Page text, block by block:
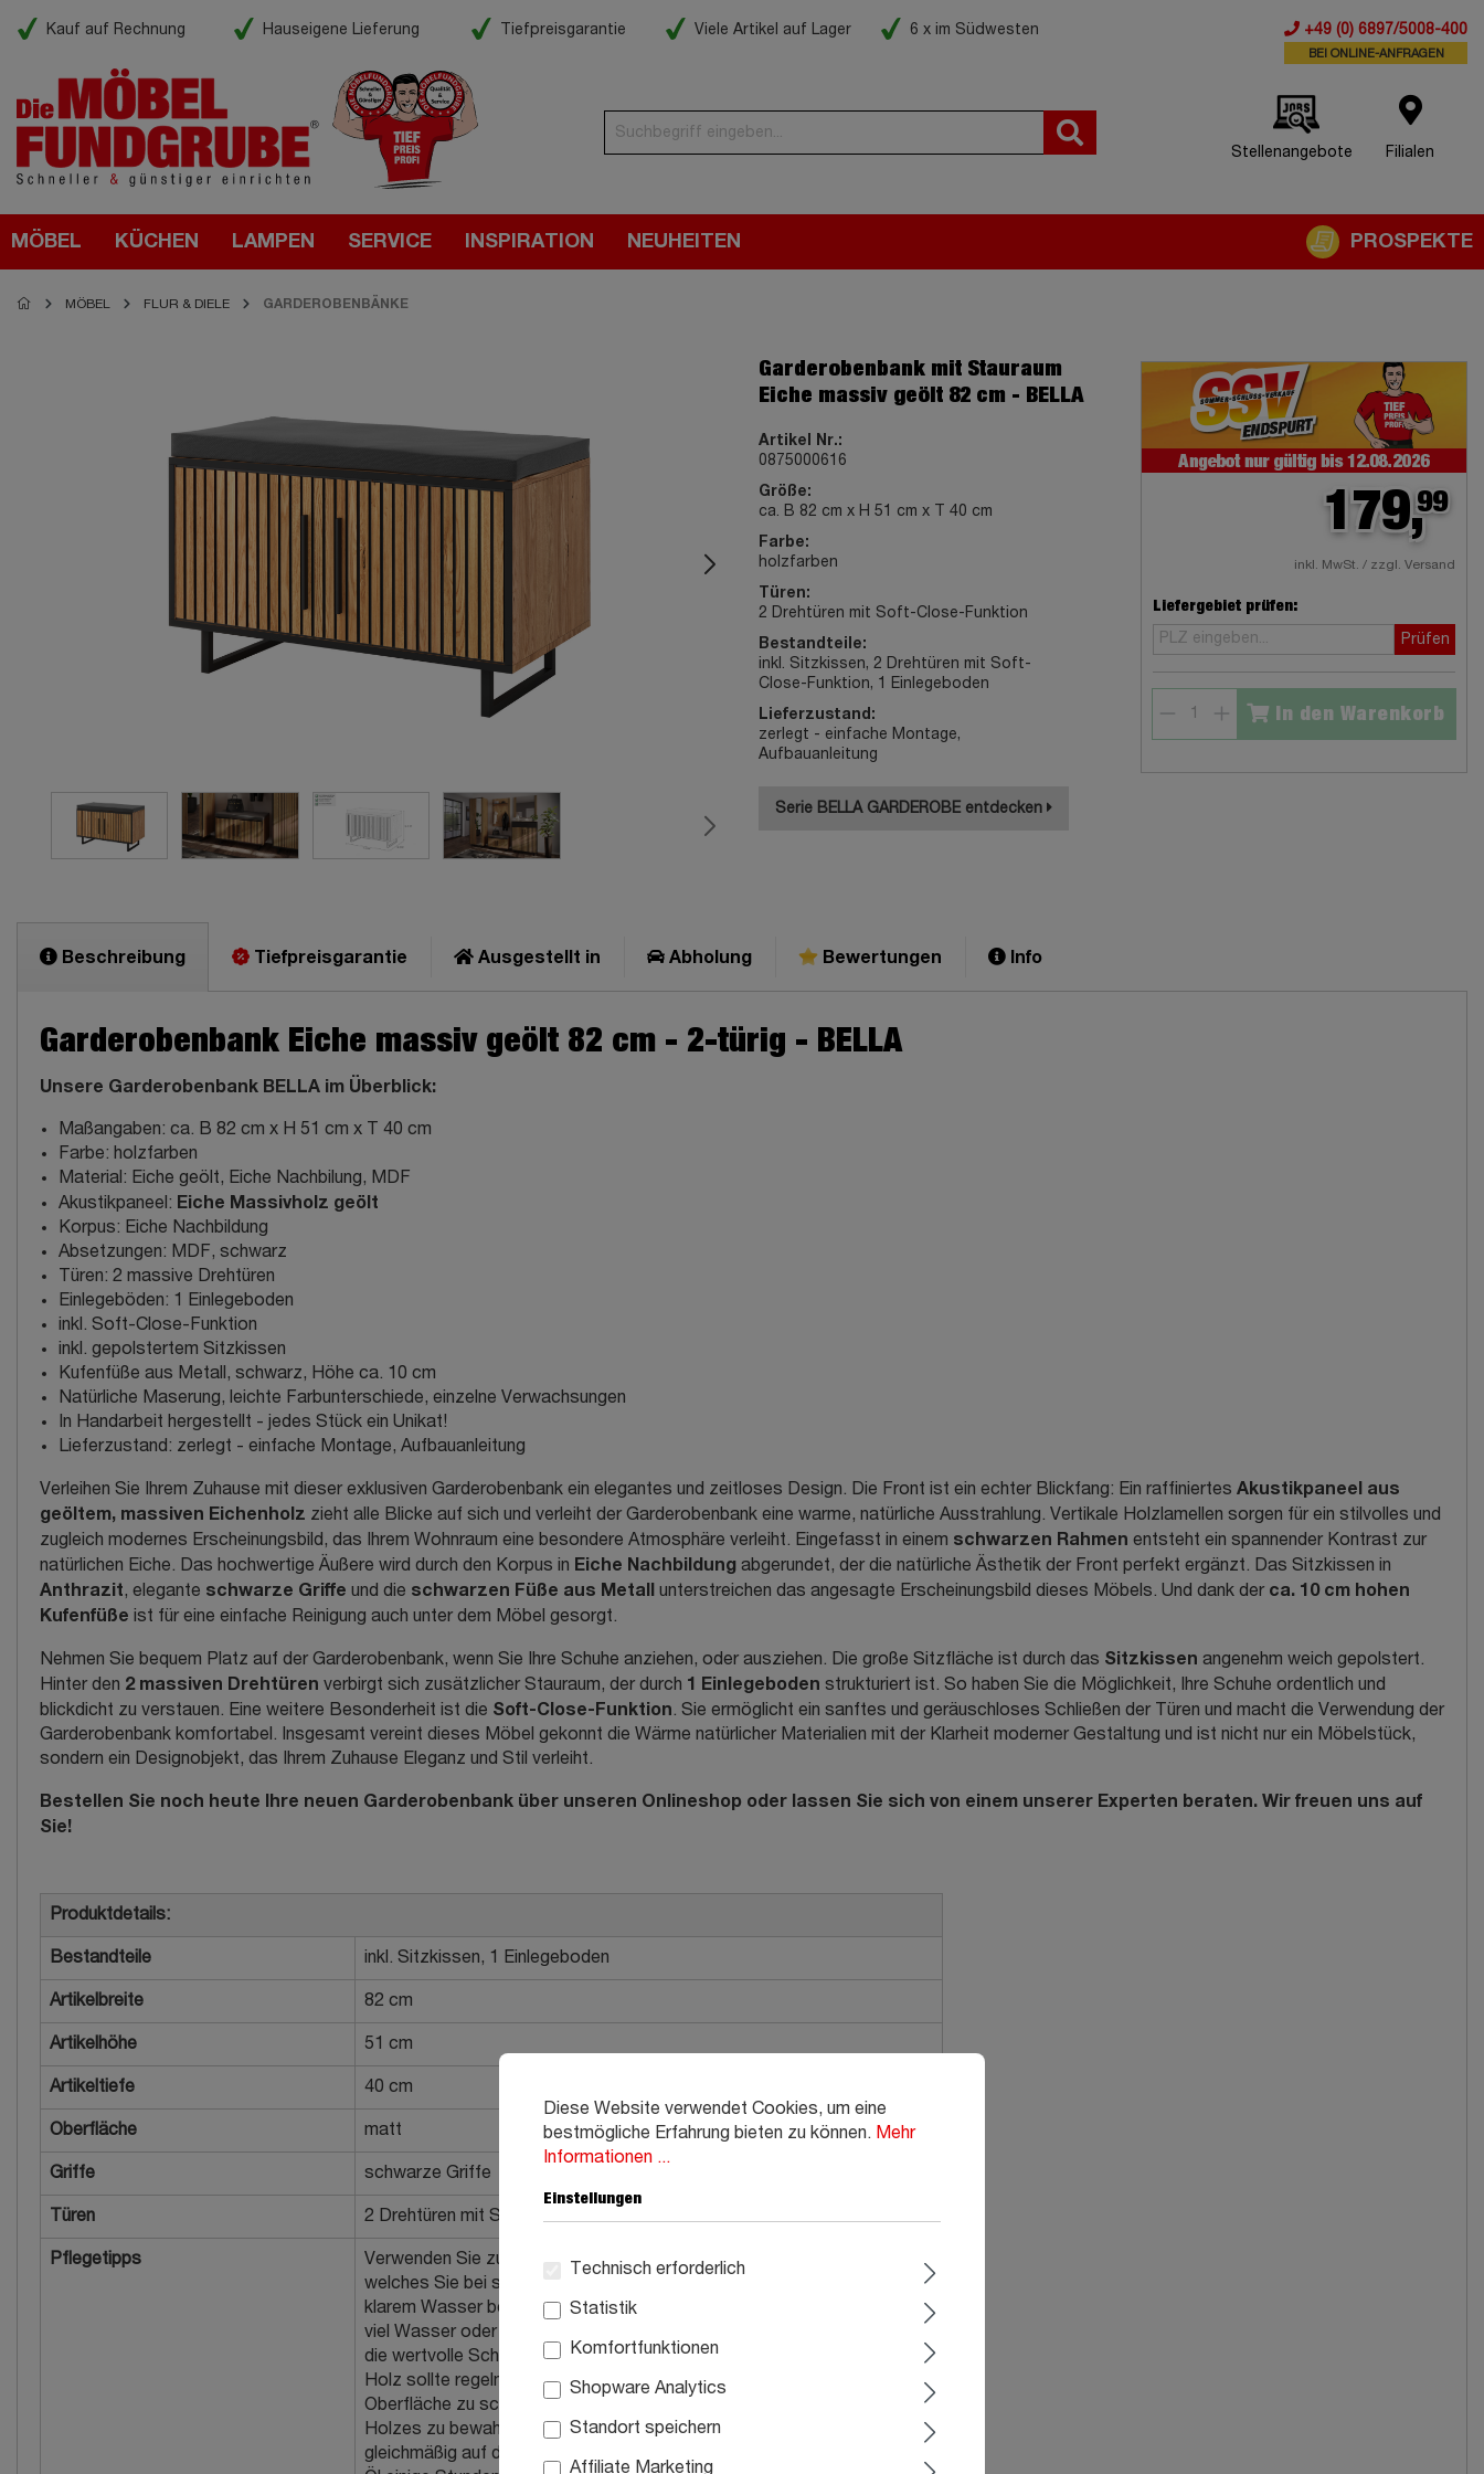
Kauf auf Rechnung Hauseigene Lieferung Tiefpreisgarantie Viele Artikel auf Lager 6 x im Südwesten +49 (0) 6897/5008-400
BEI ONLINE-ANFRAGEN
Stellenangebote Filialen
MÖBEL KÜCHEN LAMPEN SERVICE INSPIRATION NEUHEITEN PROSPEKTE
MÖBEL FLUR & DIELE GARDEROBENBÄNKE
Garderobenbank mit Stauraum
Eiche massiv geölt 82 cm - BELLA
Artikel Nr.:
0875000616
Größe:
ca. B 82 cm x H 51 cm x T 40 cm
Farbe:
holzfarben
Türen:
2 Drehtüren mit Soft-Close-Funktion
Bestandteile:
inkl. Sitzkissen, 2 Drehtüren mit Soft-
Close-Funktion, 1 Einlegeboden
Lieferzustand:
zerlegt - einfache Montage,
Aufbauanleitung
Serie BELLA GARDEROBE entdecken
179,99
inkl. MwSt. / zzgl. Versand
Liefergebiet prüfen:
Prüfen
In den Warenkorb
Beschreibung Tiefpreisgarantie Ausgestellt in Abholung Bewertungen Info
Garderobenbank Eiche massiv geölt 82 cm - 2-türig - BELLA
Unsere Garderobenbank BELLA im Überblick:
Maßangaben: ca. B 82 cm x H 51 cm x T 40 cm
Farbe: holzfarben
Material: Eiche geölt, Eiche Nachbilung, MDF
Akustikpaneel: Eiche Massivholz geölt
Korpus: Eiche Nachbildung
Absetzungen: MDF, schwarz
Türen: 2 massive Drehtüren
Einlegeböden: 1 Einlegeboden
inkl. Soft-Close-Funktion
inkl. gepolstertem Sitzkissen
Kufenfüße aus Metall, schwarz, Höhe ca. 10 cm
Natürliche Maserung, leichte Farbunterschiede, einzelne Verwachsungen
In Handarbeit hergestellt - jedes Stück ein Unikat!
Lieferzustand: zerlegt - einfache Montage, Aufbauanleitung
Verleihen Sie Ihrem Zuhause mit dieser exklusiven Garderobenbank ein elegantes und zeitloses Design. Die Front ist ein echter Blickfang: Ein raffiniertes Akustikpaneel aus
geöltem, massiven Eichenholz zieht alle Blicke auf sich und verleiht der Garderobenbank eine warme, natürliche Ausstrahlung. Vertikale Holzlamellen sorgen für ein stilvolles und
zugleich modernes Erscheinungsbild, das Ihrem Wohnraum eine besondere Atmosphäre verleiht. Eingefasst in einem schwarzen Rahmen entsteht ein spannender Kontrast zur
natürlichen Eiche. Das hochwertige Äußere wird durch den Korpus in Eiche Nachbildung abgerundet, der die natürliche Ästhetik der Front perfekt ergänzt. Das Sitzkissen in
Anthrazit, elegante schwarze Griffe und die schwarzen Füße aus Metall unterstreichen das angesagte Erscheinungsbild dieses Möbels. Und dank der ca. 10 cm hohen
Kufenfüße ist für eine einfache Reinigung auch unter dem Möbel gesorgt.
Nehmen Sie bequem Platz auf der Garderobenbank, wenn Sie Ihre Schuhe anziehen, oder ausziehen. Die große Sitzfläche ist durch das Sitzkissen angenehm weich gepolstert.
Hinter den 2 massiven Drehtüren verbirgt sich zusätzlicher Stauraum, der durch 1 Einlegeboden strukturiert ist. So haben Sie die Möglichkeit, Ihre Schuhe ordentlich und
blickdicht zu verstauen. Eine weitere Besonderheit ist die Soft-Close-Funktion. Sie ermöglicht ein sanftes und geräuschloses Schließen der Türen und macht die Verwendung der
Garderobenbank komfortabel. Insgesamt vereint dieses Möbel gekonnt die Wärme natürlicher Materialien mit der Klarheit moderner Gestaltung und ist nicht nur ein Möbelstück,
sondern ein Designobjekt, das Ihrem Zuhause Eleganz und Stil verleiht.
Bestellen Sie noch heute Ihre neuen Garderobenbank über unseren Onlineshop oder lassen Sie sich von einem unserer Experten beraten. Wir freuen uns auf
Sie!
Produktdetails:
Bestandteile inkl. Sitzkissen, 1 Einlegeboden
Artikelbreite 82 cm
Artikelhöhe 51 cm
Artikeltiefe 40 cm
Oberfläche matt
Griffe schwarze Griffe
Türen 2 Drehtüren mit Soft-Close-Funktion
Pflegetipps
Verwenden Sie zur Reinigung am besten ein fusselfreies Baumwolltuch,
welches Sie bei stärkeren Verschmutzungen auch leicht mit warmem,
klarem Wasser befeuchten können. Achten Sie hierbei darauf, nicht zu
viel Wasser oder gar fettlösende Mittel zu verwenden, da Sie ansonsten
die wertvolle Schutzschicht des Holzes beschädigen könnten. Geöltes
Holz sollte regelmäßig mit speziellem Holzöl gepflegt werden, um die
Oberfläche zu schützen und die natürliche Farbe und Struktur des
Holzes zu bewahren. Tragen Sie das Holzöl mit einem weichen Tuch
gleichmäßig auf die saubere, trockene Oberfläche auf. Lassen Sie das
Diese Website verwendet Cookies, um eine
bestmögliche Erfahrung bieten zu können. Mehr
Informationen ...
Einstellungen
Technisch erforderlich
Statistik
Komfortfunktionen
Shopware Analytics
Standort speichern
Affiliate Marketing